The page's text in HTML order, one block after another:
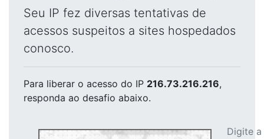
Seu IP fez diversas tentativas de
acessos suspeitos a sites hospedados
conosco.
Para liberar o acesso do IP 216.73.216.216,
responda ao desafio abaixo.
Digite